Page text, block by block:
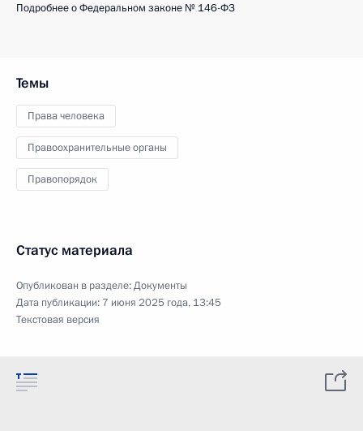
Подробнее о Федеральном законе № 146-ФЗ
Темы
Права человека
Правоохранительные органы
Правопорядок
Статус материала
Опубликован в разделе:Документы
Дата публикации: 7 июня 2025 года, 13:45
Текстовая версия